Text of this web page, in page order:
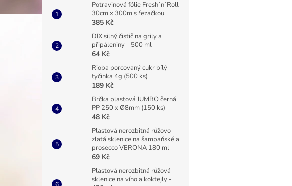
Potravinová fólie Fresh´n´Roll
30cm x 300m s řezačkou
385 Kč
DIX silný čistič na grily a
připáleniny - 500 ml
64 Kč
Rioba porcovaný cukr bílý
tyčinka 4g (500 ks)
189 Kč
Brčka plastová JUMBO černá
PP 250 x Ø8mm (150 ks)
48 Kč
Plastová nerozbitná růžovo-
zlatá sklenice na šampaňské a
prosecco VERONA 180 ml
69 Kč
Plastová nerozbitná růžová
sklenice na víno a koktejly -